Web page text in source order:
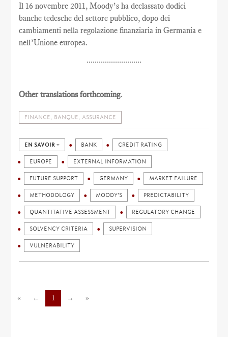
Il 16 novembre 2011, Moody’s ha declassato dodici
banche tedesche del settore pubblico, dopo dei
cambiamenti nella regolazione finanziaria in Germania e
nell’Unione europea.
...........................
Other translations forthcoming.
FINANCE, BANQUE, ASSURANCE
EN SAVOIR + BANK CREDIT RATING
EUROPE EXTERNAL INFORMATION
FUTURE SUPPORT GERMANY MARKET FAILURE
METHODOLOGY MOODY'S PREDICTABILITY
QUANTITATIVE ASSESSMENT REGULATORY CHANGE
SOLVENCY CRITERIA SUPERVISION
VULNERABILITY
« ← 1 → »